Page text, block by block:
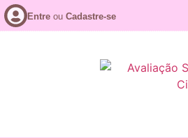
Entre ou Cadastre-se